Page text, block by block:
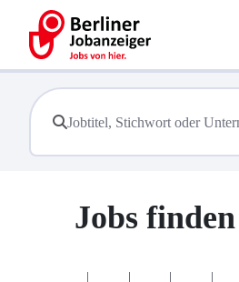
Jobs finden